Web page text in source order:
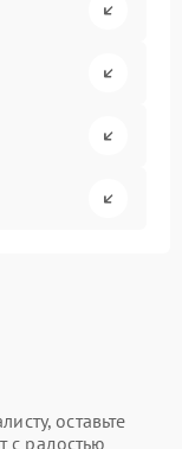
оставьте
с радостью